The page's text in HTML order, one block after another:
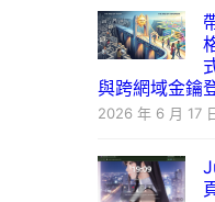
與跨網域金鑰
2026 年 6 月 17